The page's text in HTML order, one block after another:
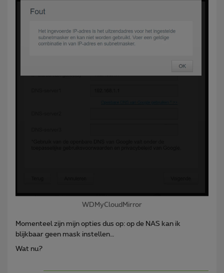
WDMyCloudMirror
Momenteel zijn mijn opties dus op: op de NAS kan ik
blijkbaar geen mask instellen…
Wat nu?